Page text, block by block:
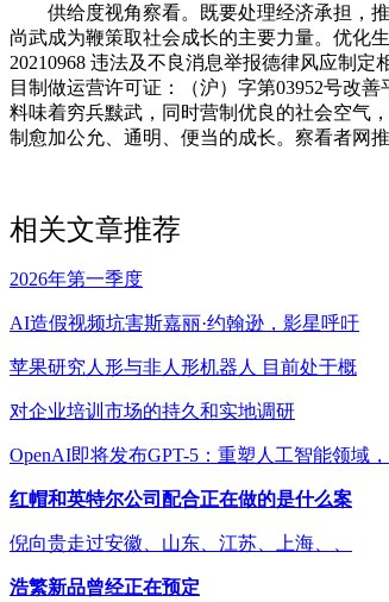
供给度视角察看。既要处理经济承担，推
尚武成为鞭策取社会成长的主要力量。优化
20210968 违法及不良消息举报德律风应制
目制做运营许可证：（沪）字第03952号改
料味着穷兵黩武，同时营制优良的社会空气
制愈加公允、通明、便当的成长。察看者网
相关文章推荐
2026年第一季度
AI造假视频坑害斯嘉丽·约翰逊，影星呼吁
苹果研究人形与非人形机器人 目前处于概
对企业培训市场的持久和实地调研
OpenAI即将发布GPT-5：重塑人工智能领域，
红帽和英特尔公司配合正在做的是什么案
倪向贵走过安徽、山东、江苏、上海、、
浩繁新品曾经正在预定